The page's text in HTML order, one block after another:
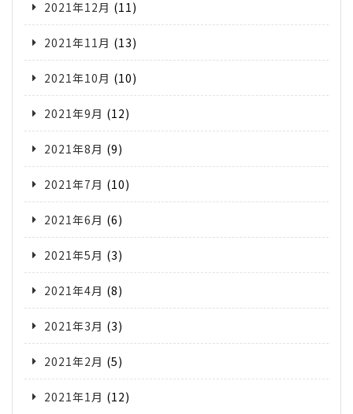
2021年12月 (11)
2021年11月 (13)
2021年10月 (10)
2021年9月 (12)
2021年8月 (9)
2021年7月 (10)
2021年6月 (6)
2021年5月 (3)
2021年4月 (8)
2021年3月 (3)
2021年2月 (5)
2021年1月 (12)